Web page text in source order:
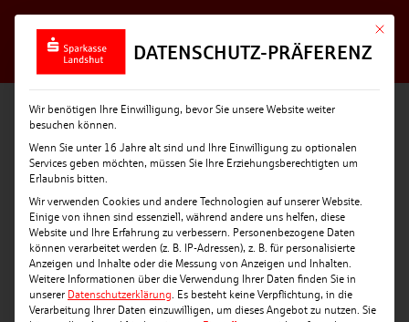
Mit
DATENSCHUTZ-PRÄFERENZ
Wir benötigen Ihre Einwilligung, bevor Sie unsere Website weiter
besuchen können.
Wenn Sie unter 16 Jahre alt sind und Ihre Einwilligung zu optionalen
Services geben möchten, müssen Sie Ihre Erziehungsberechtigten um
Erlaubnis bitten.
Wir verwenden Cookies und andere Technologien auf unserer Website.
Einige von ihnen sind essenziell, während andere uns helfen, diese
Website und Ihre Erfahrung zu verbessern. Personenbezogene Daten
können verarbeitet werden (z. B. IP-Adressen), z. B. für personalisierte
Anzeigen und Inhalte oder die Messung von Anzeigen und Inhalten.
Weitere Informationen über die Verwendung Ihrer Daten finden Sie in
unserer Datenschutzerklärung. Es besteht keine Verpflichtung, in die
Verarbeitung Ihrer Daten einzuwilligen, um dieses Angebot zu nutzen. Sie